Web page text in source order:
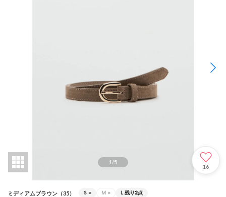
1/5
16
ミディアムブラウン（35） S ○ M × L 残り2点